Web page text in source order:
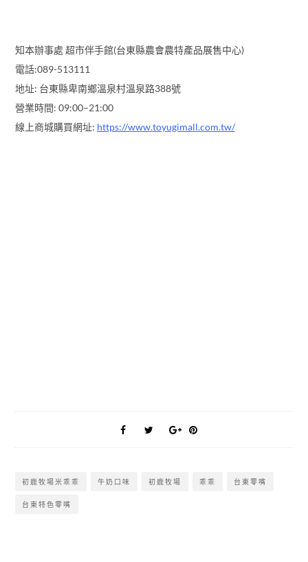
知本辦事處 超市伴手館(台東縣農會農特產品展售中心)
電話:089-513111
地址: 台東縣卑南鄉溫泉村溫泉路388號
營業時間: 09:00–21:00
線上商城購買網址: https://www.toyugimall.com.tw/
初鹿牧場米乖乖 牛奶口味 初鹿牧場 乖乖 台東零嘴
台東特色零嘴